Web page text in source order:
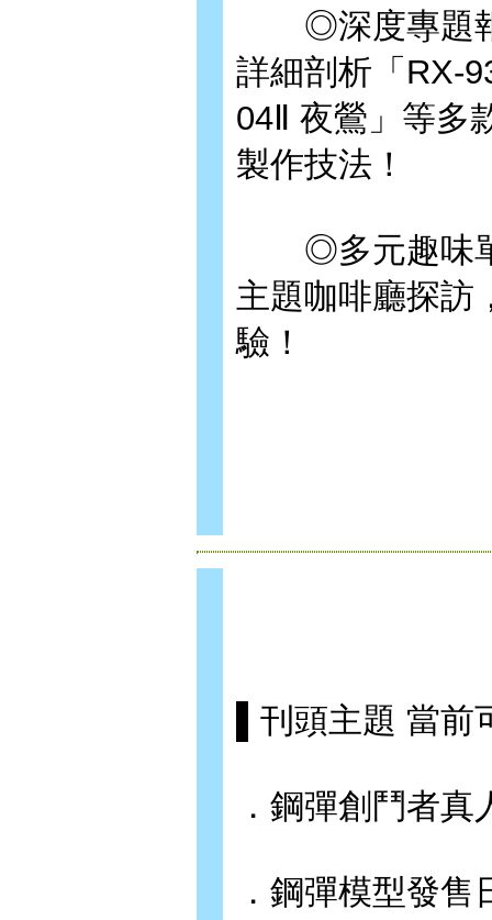
◎深度專題報
詳細剖析「RX-
04Ⅱ 夜鶯」等多
製作技法！
◎多元趣味單
主題咖啡廳探訪
驗！
▌刊頭主題 當
．鋼彈創鬥者真
．鋼彈模型發售